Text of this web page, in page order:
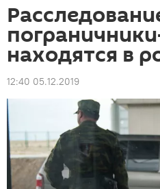
находятся в
12:40 05.12.2019